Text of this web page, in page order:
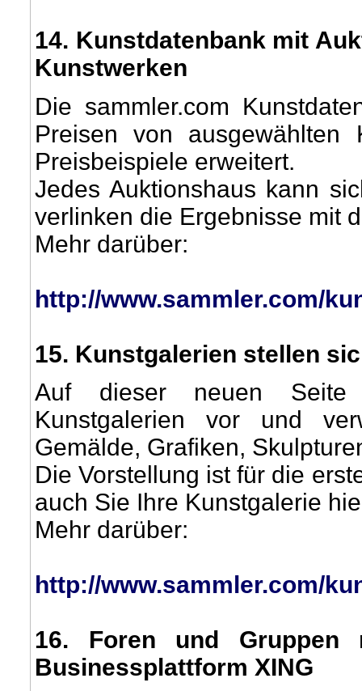
14. Kunstdatenbank mit
Kunstwerken
Die sammler.com
Preisen von ausgewählten
Preisbeispiele erweitert.
Jedes Auktionshaus kann
verlinken die Ergebnisse mit
Mehr darüber:
http://www.sammler.com/
15. Kunstgalerien stellen
Auf dieser neuen Seite
Kunstgalerien vor und
Gemälde, Grafiken,
Die Vorstellung ist für die
auch Sie Ihre Kunstgalerie
Mehr darüber:
http://www.sammler.com/
16. Foren und
Businessplattform XING